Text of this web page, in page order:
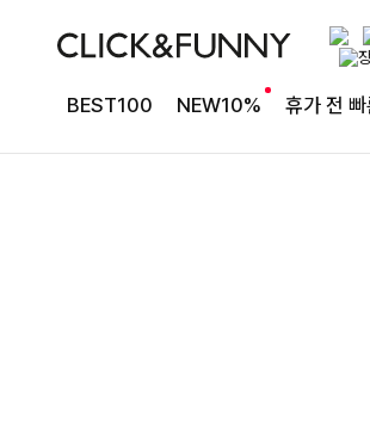
BEST100 NEW10% 휴가 전
완성도 높은 원피스
특스트라이프 링클원피스+스트링자켓